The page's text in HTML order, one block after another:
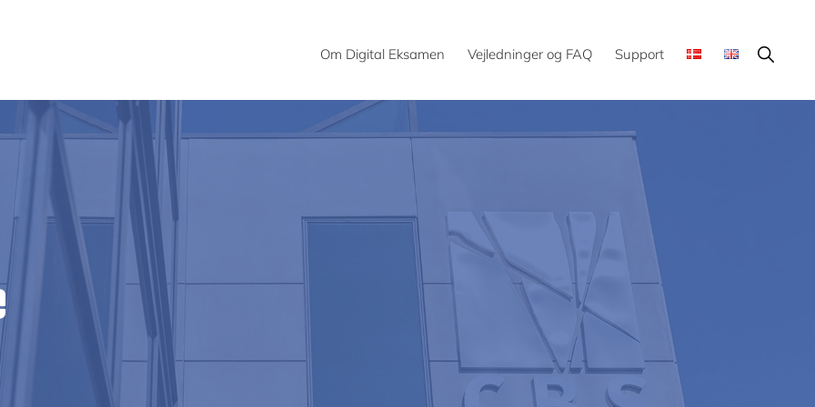
Om Digital Eksamen Vejledninger og FAQ Support Show
Search